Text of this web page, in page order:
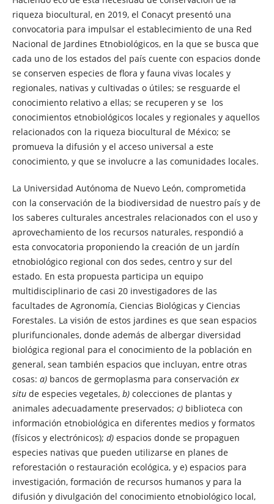
riqueza biocultural, en 2019, el Conacyt presentó una
convocatoria para impulsar el establecimiento de una Red
Nacional de Jardines Etnobiológicos, en la que se busca que
cada uno de los estados del país cuente con espacios donde
se conserven especies de flora y fauna vivas locales y
regionales, nativas y cultivadas o útiles; se resguarde el
conocimiento relativo a ellas; se recuperen y se los
conocimientos etnobiológicos locales y regionales y aquellos
relacionados con la riqueza biocultural de México; se
promueva la difusión y el acceso universal a este
conocimiento, y que se involucre a las comunidades locales.
La Universidad Autónoma de Nuevo León, comprometida
con la conservación de la biodiversidad de nuestro país y de
los saberes culturales ancestrales relacionados con el uso y
aprovechamiento de los recursos naturales, respondió a
esta convocatoria proponiendo la creación de un jardín
etnobiológico regional con dos sedes, centro y sur del
estado. En esta propuesta participa un equipo
multidisciplinario de casi 20 investigadores de las
facultades de Agronomía, Ciencias Biológicas y Ciencias
Forestales. La visión de estos jardines es que sean espacios
plurifuncionales, donde además de albergar diversidad
biológica regional para el conocimiento de la población en
general, sean también espacios que incluyan, entre otras
cosas: a)bancos de germoplasma para conservación ex
situde especies vegetales, b)colecciones de plantas y
animales adecuadamente preservados; c)biblioteca con
información etnobiológica en diferentes medios y formatos
(físicos y electrónicos); d)espacios donde se propaguen
especies nativas que pueden utilizarse en planes de
reforestación o restauración ecológica, y e) espacios para
investigación, formación de recursos humanos y para la
difusión y divulgación del conocimiento etnobiológico local,